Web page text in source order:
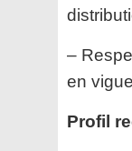
–
en
Profil